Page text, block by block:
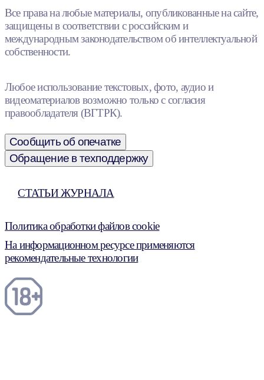
Все права на любые материалы, опубликованные на сайте,
защищены в соответствии с российским и
международным законодательством об интеллектуальной
собственности.
Любое использование текстовых, фото, аудио и
видеоматериалов возможно только с согласия
правообладателя (ВГТРК).
Сообщить об опечатке
Обращение в техподдержку
СТАТЬИ ЖУРНАЛА
Политика обработки файлов cookie
На информационном ресурсе применяются
рекомендательные технологии